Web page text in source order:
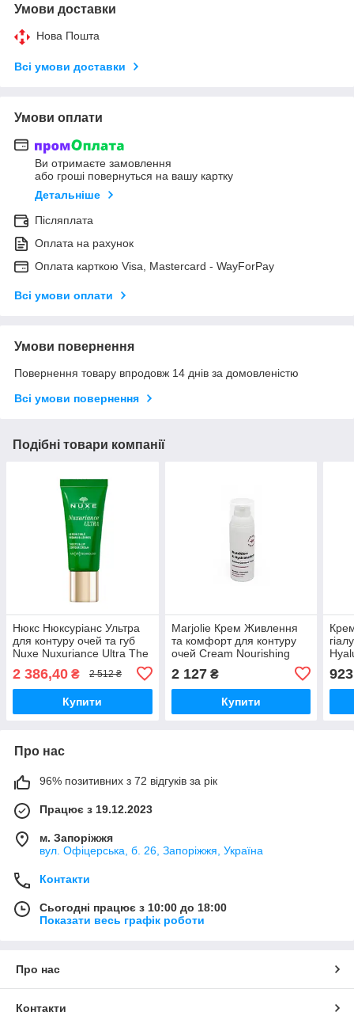
Умови доставки
Нова Пошта
Всі умови доставки
Умови оплати
Ви отримаєте замовлення
або гроші повернуться на вашу картку
Детальніше
Післяплата
Оплата на рахунок
Оплата карткою Visa, Mastercard - WayForPay
Всі умови оплати
Умови повернення
Повернення товару впродовж 14 днів за домовленістю
Всі умови повернення
Подібні товари компанії
Нюкс Нюксуріанс Ультра
для контуру очей та губ
Nuxe Nuxuriance Ultra The
Eye & Lip Contour Cream
15мл
2 386,40 ₴ 2 512 ₴
Купити
Marjolie Крем Живлення
та комфорт для контуру
очей Cream Nourishing
Eye Contour, 50 мл
2 127₴
Купити
15
923
Про нас
96% позитивних з 72 відгуків за рік
Працює з 19.12.2023
м. Запоріжжя
вул. Офіцерська, б. 26, Запоріжжя, Україна
Контакти
Сьогодні працює з 10:00 до 18:00
Показати весь графік роботи
Про нас
Контакти